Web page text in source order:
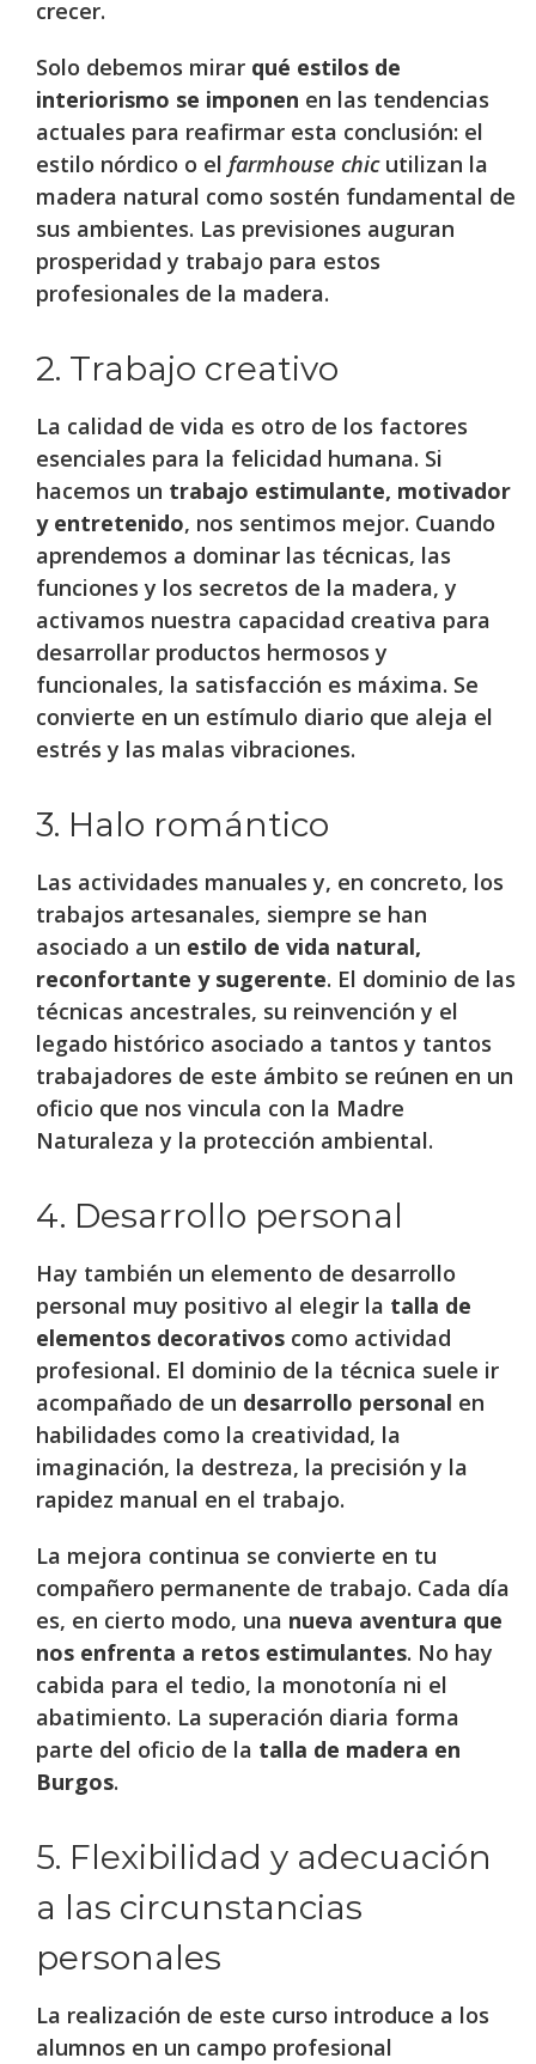
crecer.
Solo debemos mirar qué estilos de
interiorismo se imponen en las tendencias
actuales para reafirmar esta conclusión: el
estilo nórdico o el farmhouse chicutilizan la
madera natural como sostén fundamental de
sus ambientes. Las previsiones auguran
prosperidad y trabajo para estos
profesionales de la madera.
2. Trabajo creativo
La calidad de vida es otro de los factores
esenciales para la felicidad humana. Si
hacemos un trabajo estimulante, motivador
y entretenido, nos sentimos mejor. Cuando
aprendemos a dominar las técnicas, las
funciones y los secretos de la madera, y
activamos nuestra capacidad creativa para
desarrollar productos hermosos y
funcionales, la satisfacción es máxima. Se
convierte en un estímulo diario que aleja el
estrés y las malas vibraciones.
3. Halo romántico
Las actividades manuales y, en concreto, los
trabajos artesanales, siempre se han
asociado a un estilo de vida natural,
reconfortante y sugerente. El dominio de las
técnicas ancestrales, su reinvención y el
legado histórico asociado a tantos y tantos
trabajadores de este ámbito se reúnen en un
oficio que nos vincula con la Madre
Naturaleza y la protección ambiental.
4. Desarrollo personal
Hay también un elemento de desarrollo
personal muy positivo al elegir la talla de
elementos decorativoscomo actividad
profesional. El dominio de la técnica suele ir
acompañado de un desarrollo personal en
habilidades como la creatividad, la
imaginación, la destreza, la precisión y la
rapidez manual en el trabajo.
La mejora continua se convierte en tu
compañero permanente de trabajo. Cada día
es, en cierto modo, una nueva aventura que
nos enfrenta a retos estimulantes. No hay
cabida para el tedio, la monotonía ni el
abatimiento. La superación diaria forma
parte del oficio de la talla de madera en
Burgos.
5. Flexibilidad y adecuación
a las circunstancias
personales
La realización de este curso introduce a los
alumnos en un campo profesional